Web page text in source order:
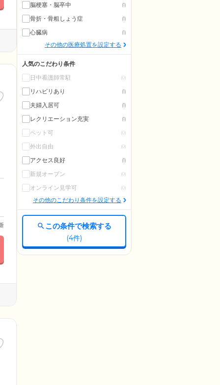
脳梗塞・脳卒中 (1)
骨折・骨粗しょう症 (1)
心臓病 (1)
その他の医療処置を設定する
人気のこだわり条件
日中看護師常駐
(0)
リハビリあり (1)
夫婦入居可 (1)
レクリエーション充実 (1)
ペット可 (0)
外出自由 (0)
アクセス良好 (1)
新規オープン (0)
オンライン見学可 (0)
その他のこだわり条件を設定する
この条件で検索する
(4件)